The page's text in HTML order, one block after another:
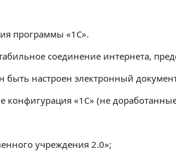
программы «1С».
соединение интернета,
быть настроен электронный
конфигурация «1С» (не
учреждения 2.0»;